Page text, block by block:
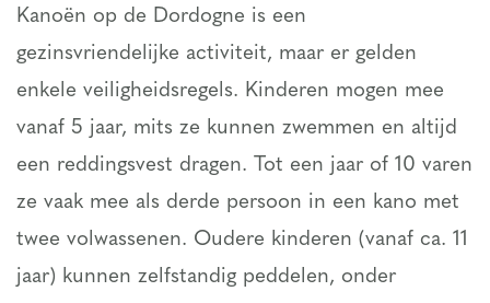
Kanoën op de Dordogne is een
gezinsvriendelijke activiteit, maar er gelden
enkele veiligheidsregels. Kinderen mogen mee
vanaf 5 jaar, mits ze kunnen zwemmen en altijd
een reddingsvest dragen. Tot een jaar of 10 varen
ze vaak mee als derde persoon in een kano met
twee volwassenen. Oudere kinderen (vanaf ca. 11
jaar) kunnen zelfstandig peddelen, onder